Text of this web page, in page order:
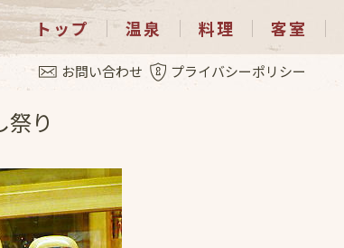
トップ 温泉 料理 客室
お問い合わせ プライバシーポリシー
り